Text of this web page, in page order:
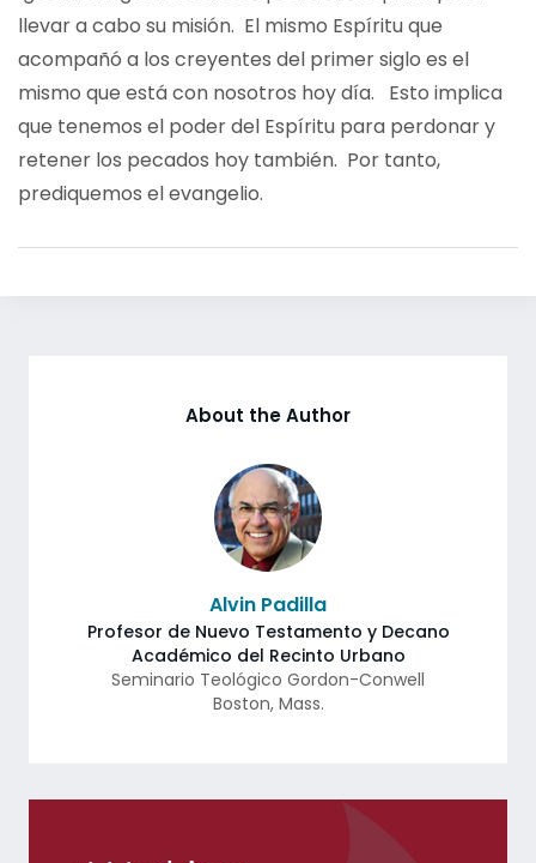
llevar a cabo su misión. El mismo Espíritu que
acompañó a los creyentes del primer siglo es el
mismo que está con nosotros hoy día. Esto implica
que tenemos el poder del Espíritu para perdonar y
retener los pecados hoy también. Por tanto,
prediquemos el evangelio.
About the Author
Alvin Padilla
Profesor de Nuevo Testamento y Decano
Académico del Recinto Urbano
Seminario Teológico Gordon-Conwell
Boston, Mass.